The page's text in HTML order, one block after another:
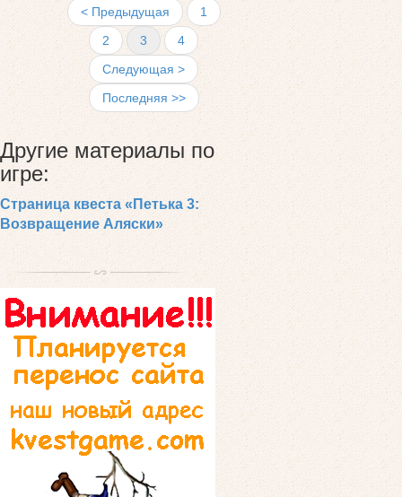
< Предыдущая
1
2
3
4
Следующая >
Последняя >>
Другие материалы по
игре:
Страница квеста «Петька 3:
Возвращение Аляски»